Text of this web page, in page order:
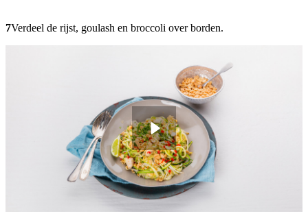
7Verdeel de rijst, goulash en broccoli over borden.